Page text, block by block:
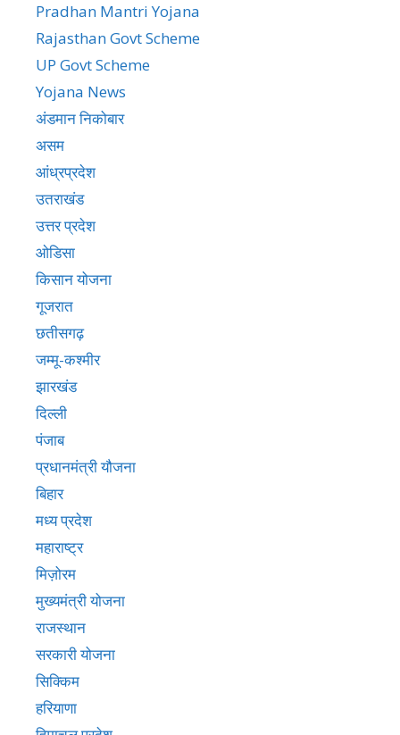
Pradhan Mantri Yojana
Rajasthan Govt Scheme
UP Govt Scheme
Yojana News
अंडमान निकोबार
असम
आंध्रप्रदेश
उतराखंड
उत्तर प्रदेश
ओडिसा
किसान योजना
गूजरात
छतीसगढ़
जम्मू-कश्मीर
झारखंड
दिल्ली
पंजाब
प्रधानमंत्री यौजना
बिहार
मध्य प्रदेश
महाराष्ट्र
मिज़ोरम
मुख्‍यमंत्री योजना
राजस्थान
सरकारी योजना
सिक्किम
हरियाणा